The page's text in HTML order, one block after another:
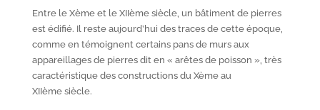
Entre le Xèmeet le XIIèmesiècle, un bâtiment de pierres
est édifié. Il reste aujourd’hui des traces de cette époque,
comme en témoignent certains pans de murs aux
appareillages de pierres dit en « arêtes de poisson », très
caractéristique des constructions du Xèmeau
XIIèmesiècle.